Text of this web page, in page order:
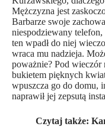
Mężczyzna jest
Barbarze swoje
niespodziewany
ten wpadł do niej
wraca mu nadzieja.
poważnie? Pod
bukietem pięknych
wpuszcza go do domu,
naprawił jej zepsutą
Czytaj także: